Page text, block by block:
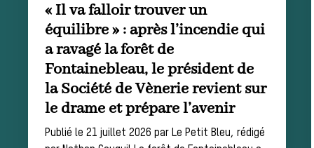
Déroulement
d’une journée
« Il va falloir trouver un
équilibre » : après l’incendie qui
a ravagé la forêt de
Fontainebleau, le président de
la Société de Vènerie revient sur
le drame et prépare l’avenir
Publié le 21 juillet 2026 par Le Petit Bleu, rédigé